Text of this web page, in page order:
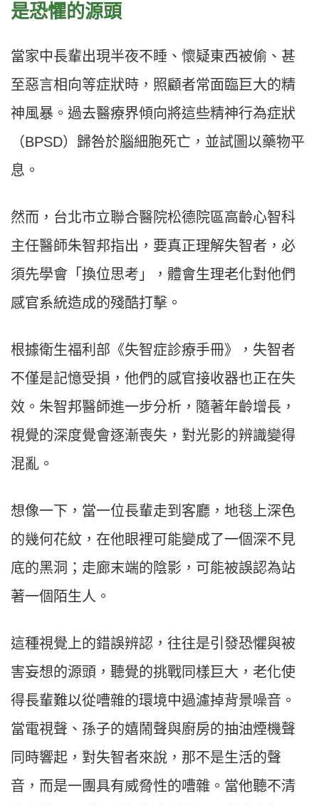
是恐懼的源頭
當家中長輩出現半夜不睡、懷疑東西被偷、甚
至惡言相向等症狀時，照顧者常面臨巨大的精
神風暴。過去醫療界傾向將這些精神行為症狀
（BPSD）歸咎於腦細胞死亡，並試圖以藥物平
息。
然而，台北市立聯合醫院松德院區高齡心智科
主任醫師朱智邦指出，要真正理解失智者，必
須先學會「換位思考」，體會生理老化對他們
感官系統造成的殘酷打擊。
根據衛生福利部《失智症診療手冊》，失智者
不僅是記憶受損，他們的感官接收器也正在失
效。朱智邦醫師進一步分析，隨著年齡增長，
視覺的深度覺會逐漸喪失，對光影的辨識變得
混亂。
想像一下，當一位長輩走到客廳，地毯上深色
的幾何花紋，在他眼裡可能變成了一個深不見
底的黑洞；走廊末端的陰影，可能被誤認為站
著一個陌生人。
這種視覺上的錯誤辨認，往往是引發恐懼與被
害妄想的源頭，聽覺的挑戰同樣巨大，老化使
得長輩難以從嘈雜的環境中過濾掉背景噪音。
當電視聲、孫子的嬉鬧聲與廚房的抽油煙機聲
同時響起，對失智者來說，那不是生活的聲
音，而是一團具有威脅性的嘈雜。當他聽不清